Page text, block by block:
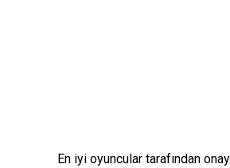
En iyi oyuncular tarafından